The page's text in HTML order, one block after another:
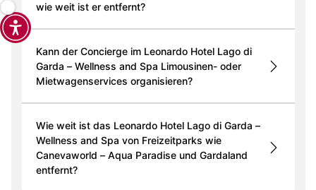
wie weit ist er entfernt?
Kann der Concierge im Leonardo Hotel Lago di
Garda – Wellness and Spa Limousinen- oder
Mietwagenservices organisieren?
Wie weit ist das Leonardo Hotel Lago di Garda –
Wellness and Spa von Freizeitparks wie
Canevaworld – Aqua Paradise und Gardaland
entfernt?